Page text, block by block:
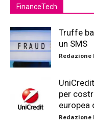
FinanceTech
Truffe
un SMS
Redazione
per
europea
Redazione